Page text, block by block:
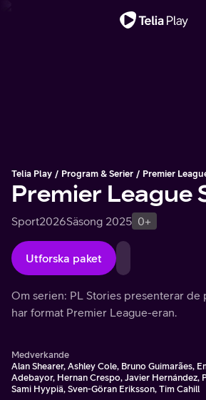
Telia Play Program & Serier Premier
Premier League
Sport2026Säsong 2025 0+
Utforska paket
Om serien: PL Stories presenterar de
har format Premier League-eran.
Medverkande
Alan Shearer, Ashley Cole, Bruno Guimarães,
Adebayor, Hernan Crespo, Javier Hernández,
Sami Hyypiä, Sven-Göran Eriksson, Tim Cahill